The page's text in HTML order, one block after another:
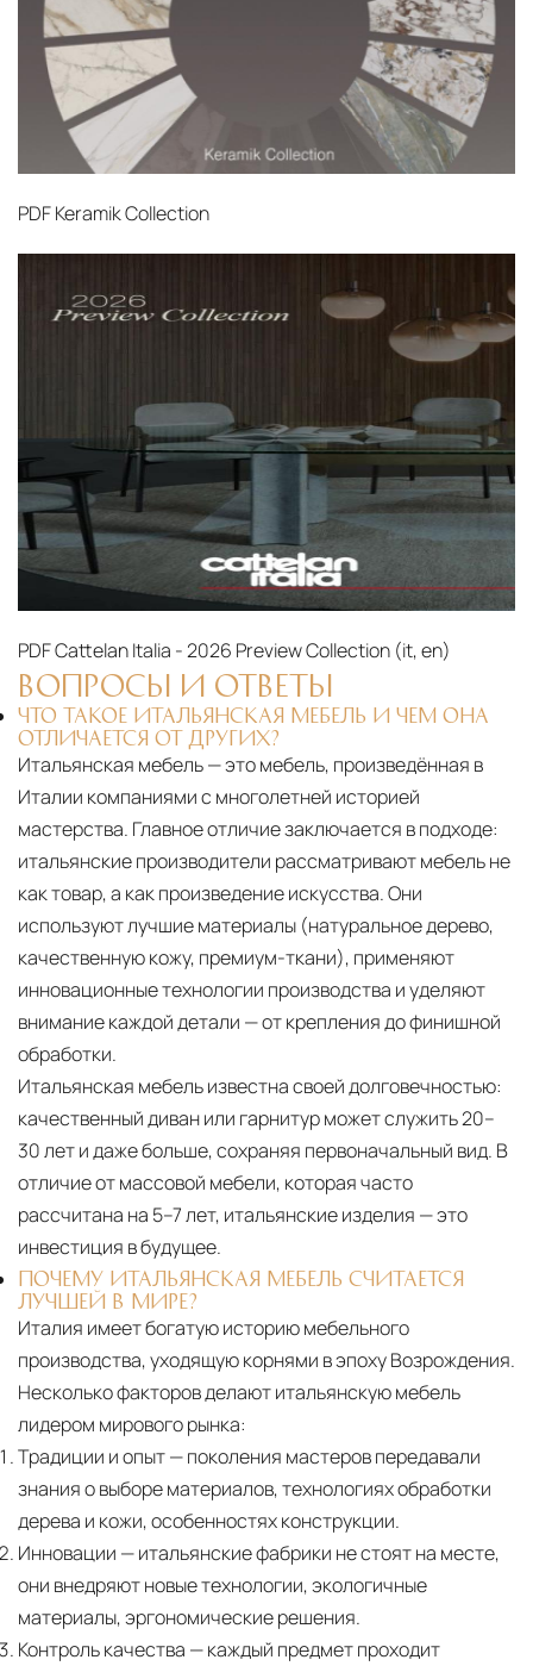
PDFKeramik Collection
PDFCattelan Italia - 2026 Preview Collection (it, en)‎
ВОПРОСЫ И ОТВЕТЫ
ЧТО ТАКОЕ ИТАЛЬЯНСКАЯ МЕБЕЛЬ И ЧЕМ ОНА
ОТЛИЧАЕТСЯ ОТ ДРУГИХ?
Итальянская мебель — это мебель, произведённая в
Италии компаниями с многолетней историей
мастерства. Главное отличие заключается в подходе:
итальянские производители рассматривают мебель не
как товар, а как произведение искусства. Они
используют лучшие материалы (натуральное дерево,
качественную кожу, премиум-ткани), применяют
инновационные технологии производства и уделяют
внимание каждой детали — от крепления до финишной
обработки.
Итальянская мебель известна своей долговечностью:
качественный диван или гарнитур может служить 20–
30 лет и даже больше, сохраняя первоначальный вид. В
отличие от массовой мебели, которая часто
рассчитана на 5–7 лет, итальянские изделия — это
инвестиция в будущее.
ПОЧЕМУ ИТАЛЬЯНСКАЯ МЕБЕЛЬ СЧИТАЕТСЯ
ЛУЧШЕЙ В МИРЕ?
Италия имеет богатую историю мебельного
производства, уходящую корнями в эпоху Возрождения.
Несколько факторов делают итальянскую мебель
лидером мирового рынка:
Традиции и опыт— поколения мастеров передавали
знания о выборе материалов, технологиях обработки
дерева и кожи, особенностях конструкции.
Инновации — итальянские фабрики не стоят на месте,
они внедряют новые технологии, экологичные
материалы, эргономические решения.
Контроль качества — каждый предмет проходит